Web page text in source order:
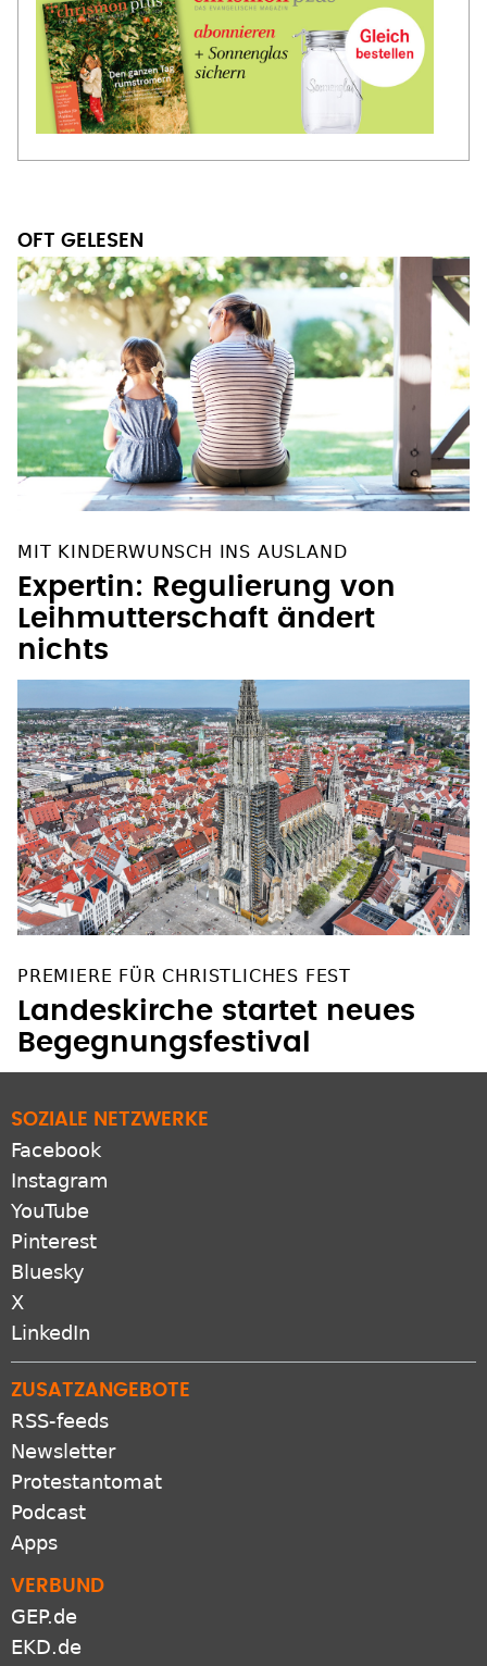
OFT GELESEN
MIT KINDERWUNSCH INS AUSLAND
Expertin: Regulierung von
Leihmutterschaft ändert
nichts
PREMIERE FÜR CHRISTLICHES FEST
Landeskirche startet neues
Begegnungsfestival
SOZIALE NETZWERKE
Facebook
Instagram
YouTube
Pinterest
Bluesky
X
LinkedIn
ZUSATZANGEBOTE
RSS-feeds
Newsletter
Protestantomat
Podcast
Apps
VERBUND
GEP.de
EKD.de